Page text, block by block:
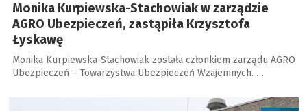
Monika Kurpiewska-Stachowiak w zarządzie
AGRO Ubezpieczeń, zastąpiła Krzysztofa
Łyskawę
Monika Kurpiewska-Stachowiak została członkiem zarządu AGRO
Ubezpieczeń – Towarzystwa Ubezpieczeń Wzajemnych. …